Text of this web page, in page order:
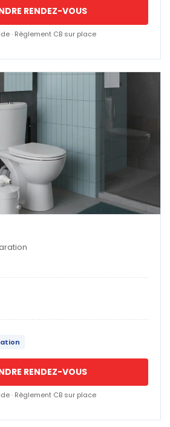
RENDEZ-VOUS
· Règlement CB sur place
RENDEZ-VOUS
· Règlement CB sur place